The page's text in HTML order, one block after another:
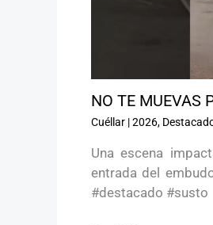
NO TE MUEVAS
Cuéllar|2026,
Una escena
entrada del
#destacado #susto